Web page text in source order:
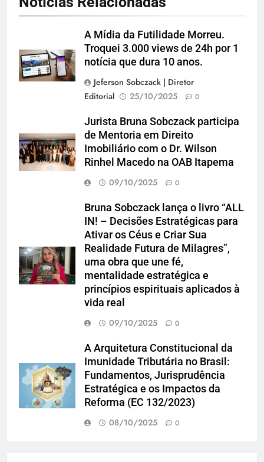
A Mídia da Futilidade Morreu.
Troquei 3.000 views de 24h por 1
notícia que dura 10 anos.
Jeferson Sobczack | Diretor
Editorial
25/10/2025 0
Jurista Bruna Sobczack participa
de Mentoria em Direito
Imobiliário com o Dr. Wilson
Rinhel Macedo na OAB Itapema
09/10/2025
0
Bruna Sobczack lança o livro “ALL
IN! – Decisões Estratégicas para
Ativar os Céus e Criar Sua
Realidade Futura de Milagres”,
uma obra que une fé,
mentalidade estratégica e
princípios espirituais aplicados à
vida real
09/10/2025
0
A Arquitetura Constitucional da
Imunidade Tributária no Brasil:
Fundamentos, Jurisprudência
Estratégica e os Impactos da
Reforma (EC 132/2023)
08/10/2025
0